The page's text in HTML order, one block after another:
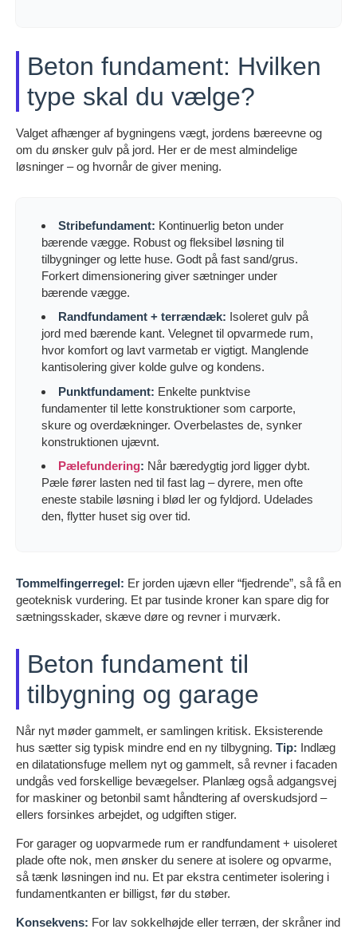
Beton fundament: Hvilken
type skal du vælge?
Valget afhænger af bygningens vægt, jordens bæreevne og
om du ønsker gulv på jord. Her er de mest almindelige
løsninger – og hvornår de giver mening.
Stribefundament: Kontinuerlig beton under
bærende vægge. Robust og fleksibel løsning til
tilbygninger og lette huse. Godt på fast sand/grus.
Forkert dimensionering giver sætninger under
bærende vægge.
Randfundament + terrændæk: Isoleret gulv på
jord med bærende kant. Velegnet til opvarmede rum,
hvor komfort og lavt varmetab er vigtigt. Manglende
kantisolering giver kolde gulve og kondens.
Punktfundament: Enkelte punktvise
fundamenter til lette konstruktioner som carporte,
skure og overdækninger. Overbelastes de, synker
konstruktionen ujævnt.
Pælefundering: Når bæredygtig jord ligger dybt.
Pæle fører lasten ned til fast lag – dyrere, men ofte
eneste stabile løsning i blød ler og fyldjord. Udelades
den, flytter huset sig over tid.
Tommelfingerregel: Er jorden ujævn eller “fjedrende”, så få en
geoteknisk vurdering. Et par tusinde kroner kan spare dig for
sætningsskader, skæve døre og revner i murværk.
Beton fundament til
tilbygning og garage
Når nyt møder gammelt, er samlingen kritisk. Eksisterende
hus sætter sig typisk mindre end en ny tilbygning. Tip: Indlæg
en dilatationsfuge mellem nyt og gammelt, så revner i facaden
undgås ved forskellige bevægelser. Planlæg også adgangsvej
for maskiner og betonbil samt håndtering af overskudsjord –
ellers forsinkes arbejdet, og udgiften stiger.
For garager og uopvarmede rum er randfundament + uisoleret
plade ofte nok, men ønsker du senere at isolere og opvarme,
så tænk løsningen ind nu. Et par ekstra centimeter isolering i
fundamentkanten er billigst, før du støber.
Konsekvens: For lav sokkelhøjde eller terræn, der skråner ind